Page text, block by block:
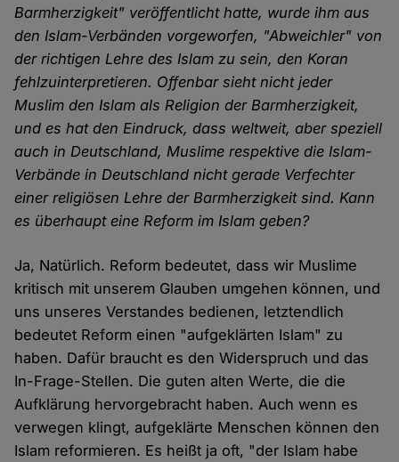
Barmherzigkeit" veröffentlicht hatte, wurde ihm aus
den Islam-Verbänden vorgeworfen, "Abweichler" von
der richtigen Lehre des Islam zu sein, den Koran
fehlzuinterpretieren. Offenbar sieht nicht jeder
Muslim den Islam als Religion der Barmherzigkeit,
und es hat den Eindruck, dass weltweit, aber speziell
auch in Deutschland, Muslime respektive die Islam-
Verbände in Deutschland nicht gerade Verfechter
einer religiösen Lehre der Barmherzigkeit sind. Kann
es überhaupt eine Reform im Islam geben?
Ja, Natürlich. Reform bedeutet, dass wir Muslime
kritisch mit unserem Glauben umgehen können, und
uns unseres Verstandes bedienen, letztendlich
bedeutet Reform einen "aufgeklärten Islam" zu
haben. Dafür braucht es den Widerspruch und das
In-Frage-Stellen. Die guten alten Werte, die die
Aufklärung hervorgebracht haben. Auch wenn es
verwegen klingt, aufgeklärte Menschen können den
Islam reformieren. Es heißt ja oft, "der Islam habe